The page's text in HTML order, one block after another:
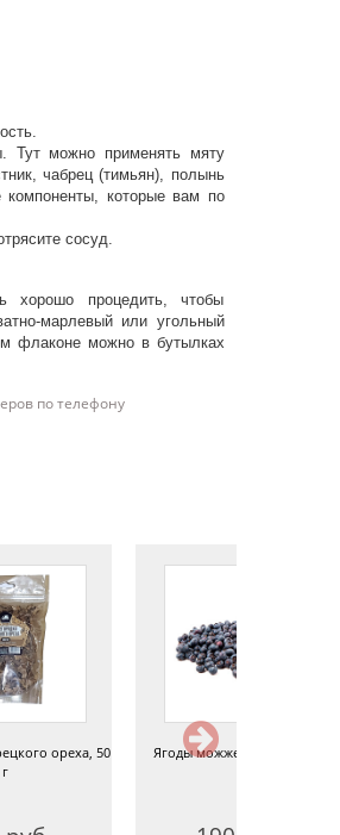
Тут можно применять мяту
чабрец (тимьян), полынь
которые вам по
сосуд.
хорошо процедить, чтобы
марлевый или угольный
флаконе можно в бутылках
по телефону
ореха, 50
г
Ягоды можжевельника 45 г